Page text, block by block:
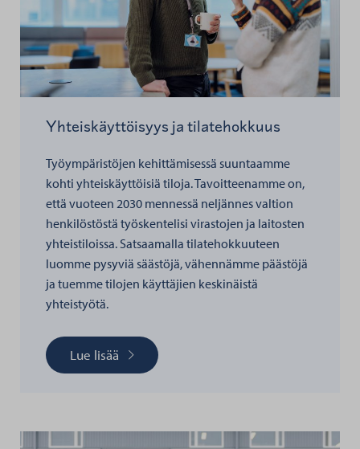
Yhteiskäyttöisyys ja tilatehokkuus
Työympäristöjen kehittämisessä suuntaamme
kohti yhteiskäyttöisiä tiloja. Tavoitteenamme on,
että vuoteen 2030 mennessä neljännes valtion
henkilöstöstä työskentelisi virastojen ja laitosten
yhteistiloissa. Satsaamalla tilatehokkuuteen
luomme pysyviä säästöjä, vähennämme päästöjä
ja tuemme tilojen käyttäjien keskinäistä
yhteistyötä.
Lue lisää